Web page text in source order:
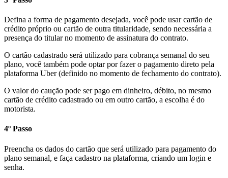
Defina a forma de pagamento desejada, você pode usar cartão de
crédito próprio ou cartão de outra titularidade, sendo necessária a
presença do titular no momento de assinatura do contrato.
O cartão cadastrado será utilizado para cobrança semanal do seu
plano, você também pode optar por fazer o pagamento direto pela
plataforma Uber (definido no momento de fechamento do contrato).
O valor do caução pode ser pago em dinheiro, débito, no mesmo
cartão de crédito cadastrado ou em outro cartão, a escolha é do
motorista.
4º Passo
Preencha os dados do cartão que será utilizado para pagamento do
plano semanal, e faça cadastro na plataforma, criando um login e
senha.